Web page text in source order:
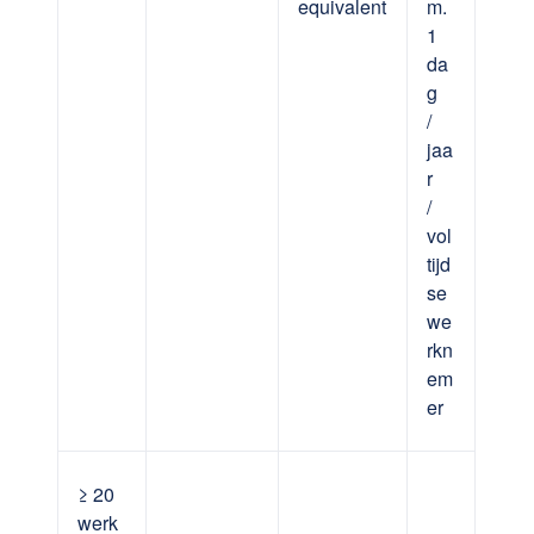
equivalent
m.
1
da
g
/
jaa
r
/
vol
tijd
se
we
rkn
em
er
≥ 20
werk